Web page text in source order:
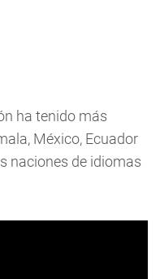
ha tenido más
México, Ecuador
naciones de idiomas